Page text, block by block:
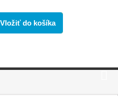
Vložiť do košíka